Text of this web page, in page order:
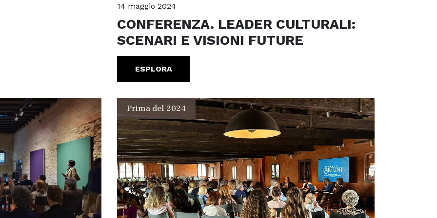
14 maggio 2024
CONFERENZA. LEADER CULTURALI:
SCENARI E VISIONI FUTURE
ESPLORA
Prima del 2024